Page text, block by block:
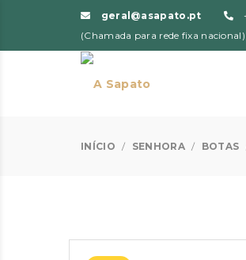
geral@asapato.pt
(Chamada para rede fixa nacional)
INÍCIO / SENHORA / BOTAS